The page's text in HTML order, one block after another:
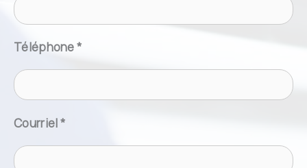
Téléphone *
Courriel *